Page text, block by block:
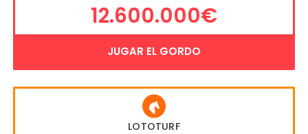
12.600.000€
JUGAR EL GORDO
LOTOTURF